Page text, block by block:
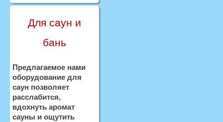
Для саун и
бань
Предлагаемое нами
оборудование для
саун позволяет
расслабится,
вдохнуть аромат
сауны и ощутить